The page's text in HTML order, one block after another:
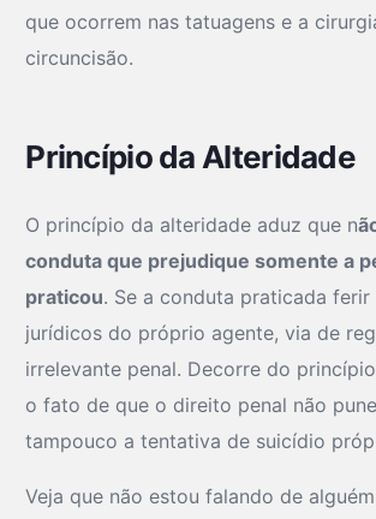
que ocorrem nas tatuagens e a
circuncisão.
Princípio da Alteridade
O princípio da alteridade aduz que n
conduta que prejudique somente a
praticou. Se a conduta praticada ferir
jurídicos do próprio agente, via de
irrelevante penal. Decorre do
o fato de que o direito penal não
tampouco a tentativa de suicídio
Veja que não estou falando de